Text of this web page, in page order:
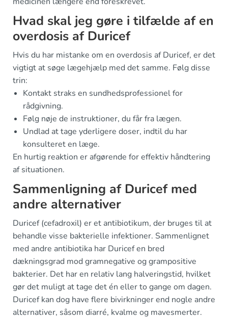
Hvad skal jeg gøre i tilfælde af en
overdosis af Duricef
Hvis du har mistanke om en overdosis af Duricef, er det
vigtigt at søge lægehjælp med det samme. Følg disse
trin:
Kontakt straks en sundhedsprofessionel for
rådgivning.
Følg nøje de instruktioner, du får fra lægen.
Undlad at tage yderligere doser, indtil du har
konsulteret en læge.
En hurtig reaktion er afgørende for effektiv håndtering
af situationen.
Sammenligning af Duricef med
andre alternativer
Duricef (cefadroxil) er et antibiotikum, der bruges til at
behandle visse bakterielle infektioner. Sammenlignet
med andre antibiotika har Duricef en bred
dækningsgrad mod gramnegative og grampositive
bakterier. Det har en relativ lang halveringstid, hvilket
gør det muligt at tage det én eller to gange om dagen.
Duricef kan dog have flere bivirkninger end nogle andre
alternativer, såsom diarré, kvalme og mavesmerter.